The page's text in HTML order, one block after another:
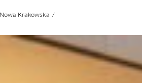
Nowa Krakowska